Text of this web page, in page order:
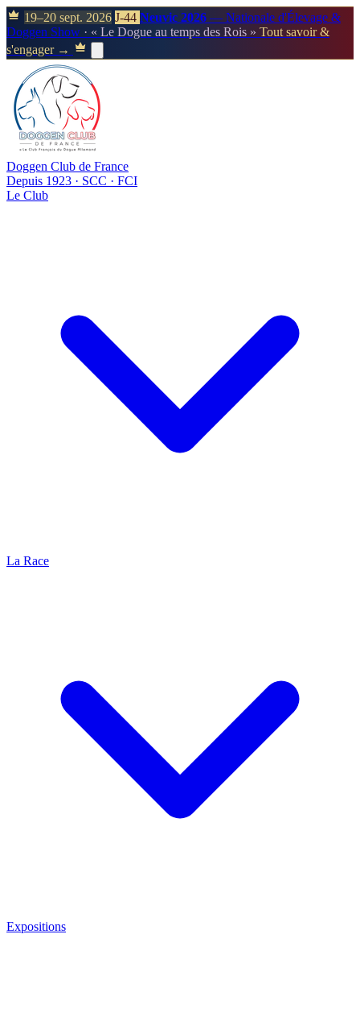
19–20 sept. 2026 J-44 Neuvic 2026 — Nationale d'Élevage &
Doggen Show · « Le Dogue au temps des Rois » Tout savoir &
s'engager →
Doggen Club de France
Depuis 1923 · SCC · FCI
Le Club
La Race
Expositions